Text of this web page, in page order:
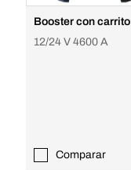
Booster con carrito
12/24 V 4600 A
Comparar